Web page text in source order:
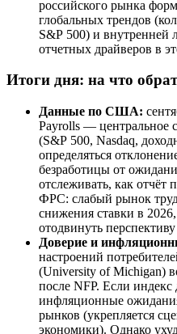
российского рынка
глобальных трендов
S&P 500) и внутренней
отчетных драйверов в
Итоги дня: на что
Данные по США:
Payrolls — центральное
(S&P 500, Nasdaq,
определяться
безработицы от
отслеживать, как отчёт
ФРС: слабый рынок
снижения ставки в
отодвинуть
Доверие и
настроений
(University of Michigan)
после NFP. Если индекс
инфляционные
рынков (укрепляется
экономики). Однако